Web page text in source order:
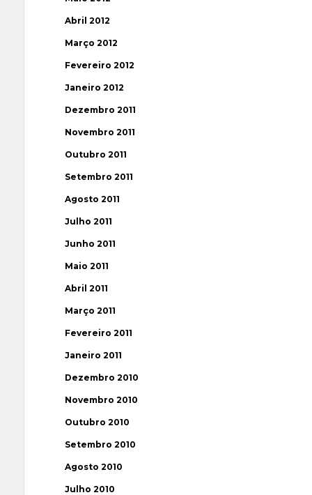
Abril 2012
Março 2012
Fevereiro 2012
Janeiro 2012
Dezembro 2011
Novembro 2011
Outubro 2011
Setembro 2011
Agosto 2011
Julho 2011
Junho 2011
Maio 2011
Abril 2011
Março 2011
Fevereiro 2011
Janeiro 2011
Dezembro 2010
Novembro 2010
Outubro 2010
Setembro 2010
Agosto 2010
Julho 2010